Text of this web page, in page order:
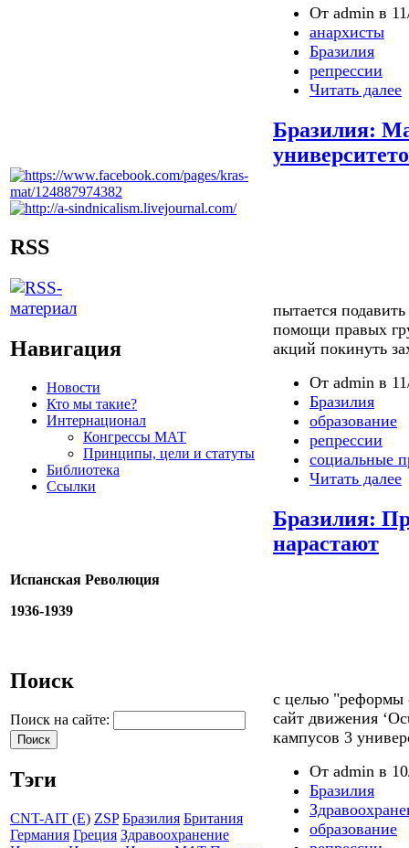
RSS
Навигация
Новости
Кто мы такие?
Интернационал
Конгрессы МАТ
Принципы, цели и статуты
Библиотека
Ссылки
Испанская Революция
1936-1939
Поиск
Поиск на сайте:
Тэги
CNT-AIT (E) ZSP Бразилия Британия
Германия Греция Здравоохранение
От admin в
анархисты
Бразилия
репрессии
Читать далее
Бразилия:
пытается
помощи правых
акций покинуть
От admin в
Бразилия
образование
репрессии
социальные
Читать далее
Бразилия:
нарастают
с целью "реформы
сайт движения
кампусов 3
От admin в
Бразилия
образование